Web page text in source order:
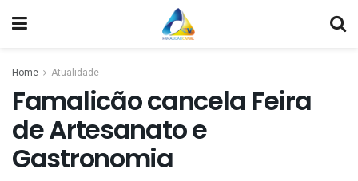
Home Atualidade
Famalicão cancela Feira
de Artesanato e
Gastronomia